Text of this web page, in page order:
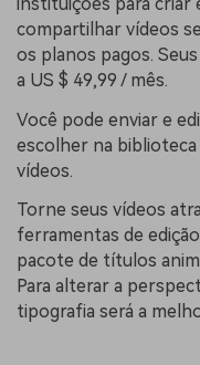
compartilhar vídeos
os planos pagos.
a US $ 49,99 / mês.
Você pode enviar e
escolher na biblioteca
vídeos.
Torne seus vídeos
ferramentas de
pacote de títulos
Para alterar a
tipografia será a